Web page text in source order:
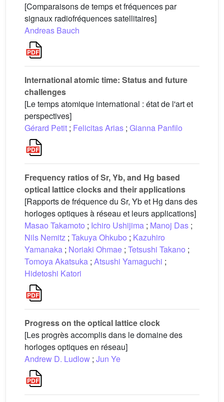
[Comparaisons de temps et fréquences par
signaux radiofréquences satellitaires]
Andreas Bauch
International atomic time: Status and future
challenges
[Le temps atomique international : état de l'art et
perspectives]
Gérard Petit ; Felicitas Arias ; Gianna Panfilo
Frequency ratios of Sr, Yb, and Hg based
optical lattice clocks and their applications
[Rapports de fréquence du Sr, Yb et Hg dans des
horloges optiques à réseau et leurs applications]
Masao Takamoto ; Ichiro Ushijima ; Manoj Das ;
Nils Nemitz ; Takuya Ohkubo ; Kazuhiro
Yamanaka ; Noriaki Ohmae ; Tetsushi Takano ;
Tomoya Akatsuka ; Atsushi Yamaguchi ;
Hidetoshi Katori
Progress on the optical lattice clock
[Les progrès accomplis dans le domaine des
horloges optiques en réseau]
Andrew D. Ludlow ; Jun Ye